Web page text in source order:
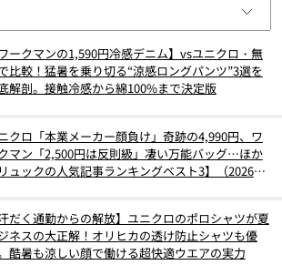
ワークマンの1,590円冷感デニム】vsユニクロ・無
比較！猛暑を乗り切る“涼感ロングパンツ”3選を
解剖。接触冷感から綿100%まで決定版
クロ「本業メーカー顔負け」奇跡の4,990円、ワ
マン「2,500円は反則級」凄い万能バッグ…ほか
リュックの人気記事ランキングベスト3】（2026年
汗だく通勤からの解放】ユニクロのポロシャツが夏
ネスの大正解！オリヒカの透け防止シャツも優
酷暑も涼しい顔で働ける超快適ウエアの実力